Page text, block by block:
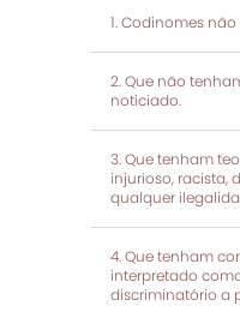
Codinomes não
Que não
noticiado.
Que tenham
injurioso, racista,
qualquer
Que tenham
interpretado
discriminatório a